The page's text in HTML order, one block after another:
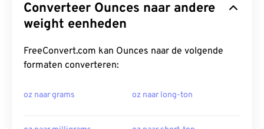
Converteer Ounces naar andere
weight eenheden
FreeConvert.com kan Ounces naar de volgende
formaten converteren:
oz naar grams oz naar long-ton